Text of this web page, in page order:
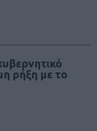
ρήξη με το